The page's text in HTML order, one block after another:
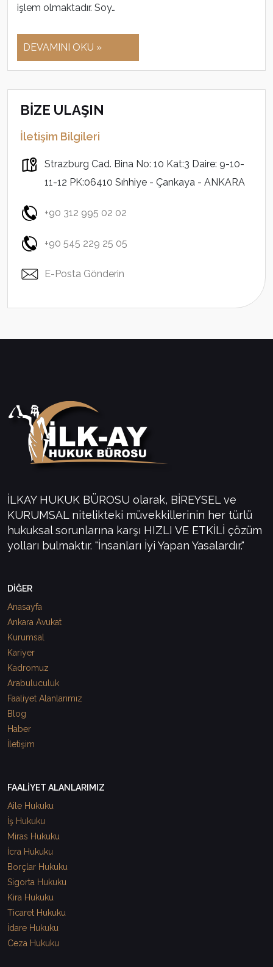
işlem olmaktadır. Soy…
DEVAMINI OKU »
BİZE ULAŞIN
İletişim Bilgileri
Strazburg Cad. Bina No: 10 Kat:3 Daire: 9-10-
11-12 PK:06410 Sıhhiye - Çankaya - ANKARA
+90 312 995 02 02
+90 545 229 25 05
E-Posta Gönderin
İLKAY HUKUK BÜROSU olarak, BİREYSEL ve
KURUMSAL nitelikteki müvekkillerinin her türlü
hukuksal sorunlarına karşı HIZLI VE ETKİLİ çözüm
yolları bulmaktır. "İnsanları İyi Yapan Yasalardır."
DİĞER
Anasayfa
Ankara Avukat
Kurumsal
Kariyer
Kadromuz
Arabuluculuk
Faaliyet Alanlarımız
Blog
Haber
İletişim
FAALİYET ALANLARIMIZ
Aile Hukuku
İş Hukuku
Miras Hukuku
İcra Hukuku
Borçlar Hukuku
Sigorta Hukuku
Kira Hukuku
Ticaret Hukuku
İdare Hukuku
Ceza Hukuku